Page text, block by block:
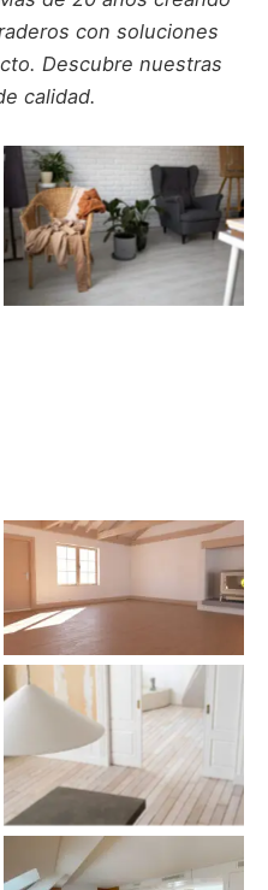
con soluciones
Descubre nuestras
calidad.